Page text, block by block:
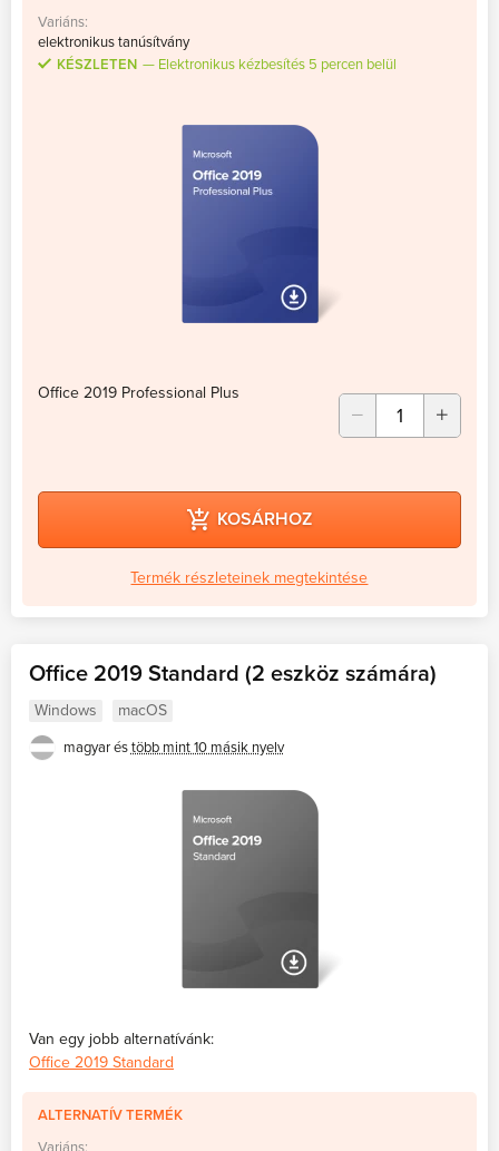
Variáns:
elektronikus tanúsítvány
KÉSZLETEN
Elektronikus kézbesítés 5 percen belül
Office 2019 Professional Plus
KOSÁRHOZ
Termék részleteinek megtekintése
Office 2019 Standard (2 eszköz számára)
Windows macOS
magyar éstöbb mint 10 másik nyelv
Van egy jobb alternatívánk:
Office 2019 Standard
ALTERNATÍV TERMÉK